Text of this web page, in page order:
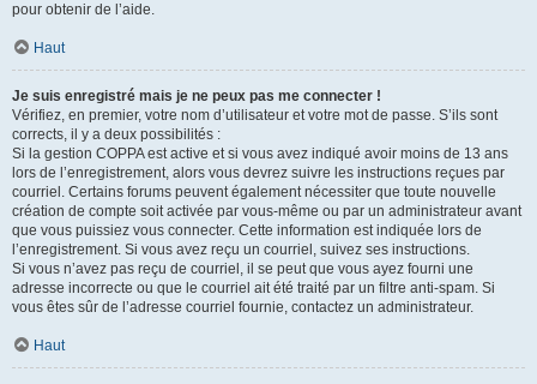
pour obtenir de l’aide.
Haut
Je suis enregistré mais je ne peux pas me connecter !
Vérifiez, en premier, votre nom d’utilisateur et votre mot de passe. S’ils sont
corrects, il y a deux possibilités :
Si la gestion COPPA est active et si vous avez indiqué avoir moins de 13 ans
lors de l’enregistrement, alors vous devrez suivre les instructions reçues par
courriel. Certains forums peuvent également nécessiter que toute nouvelle
création de compte soit activée par vous-même ou par un administrateur avant
que vous puissiez vous connecter. Cette information est indiquée lors de
l’enregistrement. Si vous avez reçu un courriel, suivez ses instructions.
Si vous n’avez pas reçu de courriel, il se peut que vous ayez fourni une
adresse incorrecte ou que le courriel ait été traité par un filtre anti-spam. Si
vous êtes sûr de l’adresse courriel fournie, contactez un administrateur.
Haut